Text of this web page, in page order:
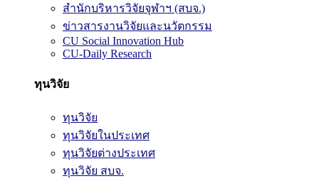
สำนักบริหารวิจัยจุฬาฯ (สบจ.)
ข่าวสารงานวิจัยและนวัตกรรม
CU Social Innovation Hub
CU-Daily Research
ทุนวิจัย
ทุนวิจัย
ทุนวิจัยในประเทศ
ทุนวิจัยต่างประเทศ
ทุนวิจัย สบจ.